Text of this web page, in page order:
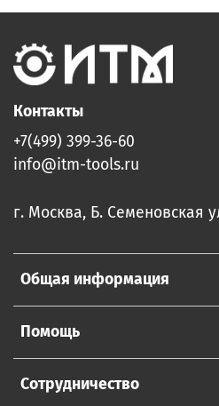
Общая информация
Помощь
Сотрудничество
Контакты
+7(499) 399-36-60
info@itm-tools.ru
г. Москва, Б. Семеновская